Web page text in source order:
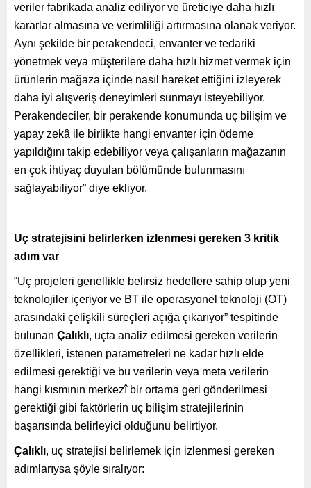
veriler fabrikada analiz ediliyor ve üreticiye daha hızlı
kararlar almasına ve verimliliği artırmasına olanak veriyor.
Aynı şekilde bir perakendeci, envanter ve tedariki
yönetmek veya müşterilere daha hızlı hizmet vermek için
ürünlerin mağaza içinde nasıl hareket ettiğini izleyerek
daha iyi alışveriş deneyimleri sunmayı isteyebiliyor.
Perakendeciler, bir perakende konumunda uç bilişim ve
yapay zekâ ile birlikte hangi envanter için ödeme
yapıldığını takip edebiliyor veya çalışanların mağazanın
en çok ihtiyaç duyulan bölümünde bulunmasını
sağlayabiliyor” diye ekliyor.
Uç stratejisini belirlerken izlenmesi gereken 3 kritik
adım var
“Uç projeleri genellikle belirsiz hedeflere sahip olup yeni
teknolojiler içeriyor ve BT ile operasyonel teknoloji (OT)
arasındaki çelişkili süreçleri açığa çıkarıyor” tespitinde
bulunan Çalıklı, uçta analiz edilmesi gereken verilerin
özellikleri, istenen parametreleri ne kadar hızlı elde
edilmesi gerektiği ve bu verilerin veya meta verilerin
hangi kısmının merkezî bir ortama geri gönderilmesi
gerektiği gibi faktörlerin uç bilişim stratejilerinin
başarısında belirleyici olduğunu belirtiyor.
Çalıklı, uç stratejisi belirlemek için izlenmesi gereken
adımlarıysa şöyle sıralıyor: